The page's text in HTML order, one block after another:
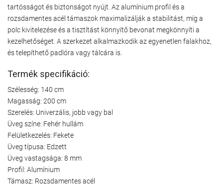
tartósságot és biztonságot nyújt. Az alumínium profil és a
rozsdamentes acél támaszok maximalizálják a stabilitást, míg a
polc kivitelezése és a tisztítást könnyítő bevonat megkönnyíti a
kezelhetőséget. A szerkezet alkalmazkodik az egyenetlen falakhoz,
és telepíthető padlóra vagy tálcára is.
Termék specifikáció:
Szélesség: 140 cm
Magasság: 200 cm
Szerelés: Univerzális, jobb vagy bal
Üveg színe: Fehér hullám
Felületkezelés: Fekete
Üveg típusa: Edzett
Üveg vastagsága: 8 mm
Profil: Alumínium
Támasz: Rozsdamentes acél